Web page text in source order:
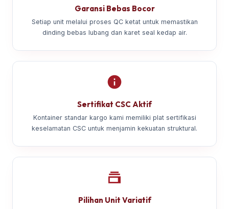
Garansi Bebas Bocor
Setiap unit melalui proses QC ketat untuk memastikan
dinding bebas lubang dan karet seal kedap air.
Sertifikat CSC Aktif
Kontainer standar kargo kami memiliki plat sertifikasi
keselamatan CSC untuk menjamin kekuatan struktural.
Pilihan Unit Variatif